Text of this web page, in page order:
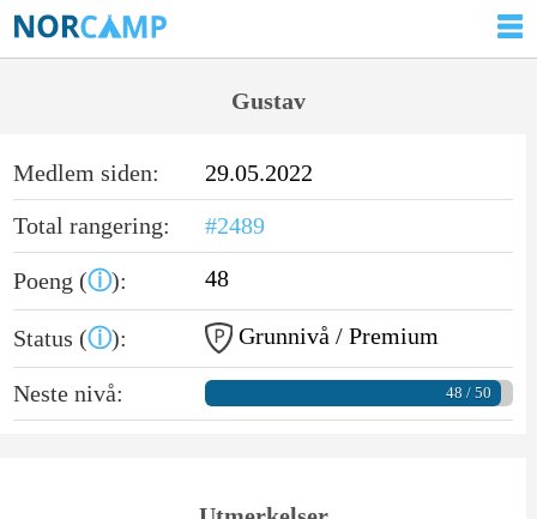
Gustav
Medlem siden:
29.05.2022
Total rangering:
#2489
Poeng (ⓘ): 48
Status (ⓘ): Grunnivå / Premium
Neste nivå: 48 / 50